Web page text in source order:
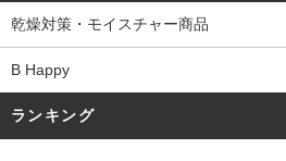
乾燥対策・モイスチャー商品
B Happy
ランキング